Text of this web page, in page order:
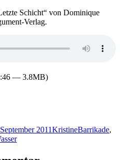
Schicht“ von Dominique
Verlag.
— 3.8MB)
2011KristineBarrikade,